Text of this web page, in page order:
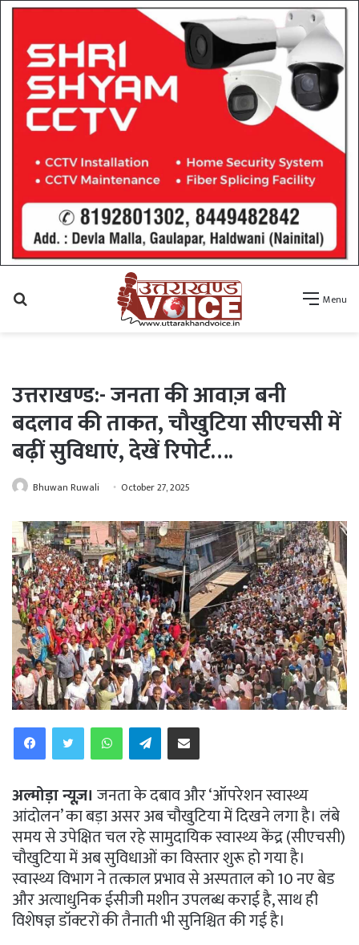
Menu
उत्तराखण्ड:- जनता की आवाज़ बनी
बदलाव की ताकत, चौखुटिया सीएचसी में
बढ़ीं सुविधाएं, देखें रिपोर्ट….
Bhuwan Ruwali October 27, 2025
WhatsAppTelegramShare via Email
अल्मोड़ा न्यूज़। जनता के दबाव और ‘ऑपरेशन स्वास्थ्य
आंदोलन’ का बड़ा असर अब चौखुटिया में दिखने लगा है। लंबे
समय से उपेक्षित चल रहे सामुदायिक स्वास्थ्य केंद्र (सीएचसी)
चौखुटिया में अब सुविधाओं का विस्तार शुरू हो गया है।
स्वास्थ्य विभाग ने तत्काल प्रभाव से अस्पताल को 10 नए बेड
और अत्याधुनिक ईसीजी मशीन उपलब्ध कराई है, साथ ही
विशेषज्ञ डॉक्टरों की तैनाती भी सुनिश्चित की गई है।